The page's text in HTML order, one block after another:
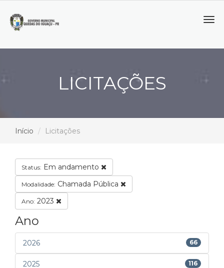
LICITAÇÕES
Início Licitações
Status: Em andamento
Modalidade: Chamada Pública
Ano: 2023
Ano
2026 66
2025 116